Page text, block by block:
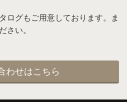
ログもご用意しております。ま
さい。
わせはこちら